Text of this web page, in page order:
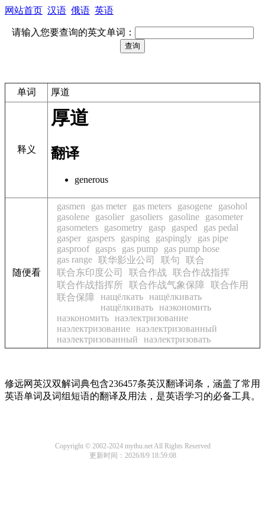
网站首页 汉语 俄语 英语
请输入您要查询的英文单词：
单词 厚道
释义
厚道
翻译
generous
随便看
gasmen gas meter gas meters gasogene
gasohol
gasolene
gasolier gasoliers gasoline
gasometer
gasometers
gasometry gasp gasped
gas pedal
gasper
gaspers gasping gaspingly
gas pipe
gasproof
gasps gas pump
gas pump hose
gas range 联华影业公司 联句
联合
联合东印度公司
联合作战 联合作战指挥
联合作战指挥所 联合作战气象保障
联合作用
联合保障
нащёлкать нащёлкивать
нащёлкивать наэкономить
наэкономить наэлектризование
наэлектризование наэлектризованный
наэлектризованный
наэлектризовать
修远网英汉双解词典包含236457条英汉翻译词条，涵盖了常用
英语单词及词组短语的翻译及用法，是英语学习的必备工具。
Copyright © 2002-2024 mythu.net All Rights Reserved
更新时间：2026/8/9 18:59:08